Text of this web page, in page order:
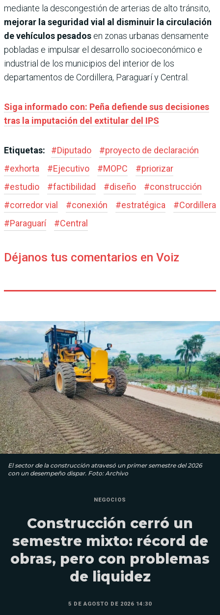
mediante la descongestión de arterias de alto tránsito,
mejorar la seguridad vial al disminuir la circulación
de vehículos pesados en zonas urbanas densamente
pobladas e impulsar el desarrollo socioeconómico e
industrial de los municipios del interior de los
departamentos de Cordillera, Paraguarí y Central.
Siga informado con: Peña defiende sus decisiones
tras la imputación del extitular del IPS
Etiquetas: #Diputado #proyecto de declaración
#exhorta #Ejecutivo #MOPC #priorizar
#estudio #factibilidad #diseño #construcción
#corredor vial #conexión #estratégica #Cordillera
#Paraguarí #Central
Déjanos tus comentarios en Voiz
El sector de la construcción atravesó un primer semestre del 2026
con un desempeño dispar. Foto: Archivo
NEGOCIOS
Construcción cerró un
semestre mixto: récord de
obras, pero con problemas
de liquidez
5 DE AGOSTO DE 2026 14:30